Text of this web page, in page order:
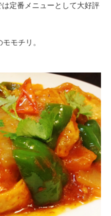
定番メニューとして大好評
モチリ。